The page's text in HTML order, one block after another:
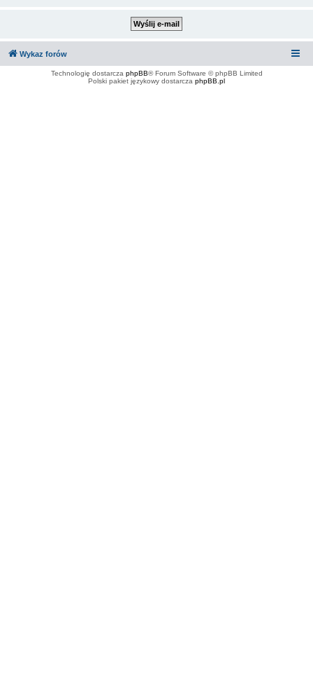
Wykaz forów
Technologię dostarcza phpBB® Forum Software © phpBB Limited
Polski pakiet językowy dostarcza phpBB.pl